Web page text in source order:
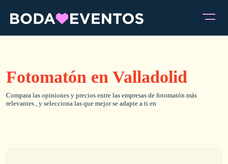
Fotomatón en Valladolid
Compara las opiniones y precios entre las empresas de fotomatón más
relevantes , y selecciona las que mejor se adapte a ti en